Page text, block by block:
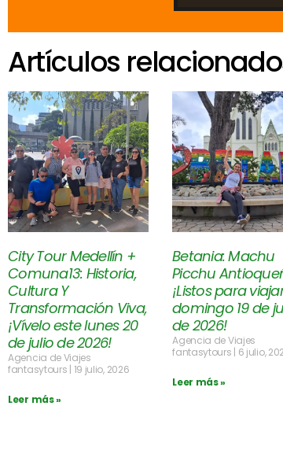
Artículos
City Tour Medellín +
Comuna13: Historia,
Cultura Y
Transformación Viva,
¡Vívelo este lunes 20
de julio de 2026!
Agencia de Viajes
fantasytours 19 julio, 2026
Leer más »
Betania: Machu
Picchu
¡Listos para
domingo 19 de
de 2026!
Agencia de Viajes
fantasytours 6 julio,
Leer más »